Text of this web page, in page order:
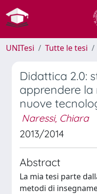
UNITesi Tutte le tesi
Didattica 2.0:
apprendere
nuove
Naressi, Chiara
2013/2014
Abstract
La mia tesi parte
metodi di